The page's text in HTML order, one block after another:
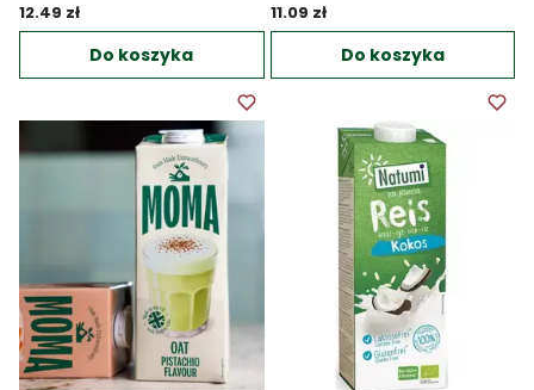
12.49 zł
Do koszyka
11.09 zł
Do koszyka